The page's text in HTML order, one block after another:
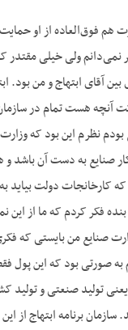
هم فوق‌العاده از او
نمی‌دانم ولی خیلی
آقای ابتهاج و من بود.
آنچه هست تمام در سازمان
نظرم این بود که وزارت
صنایع به دست آن باشد
کارخانجات دولت بیاید
فکر کردم که ما از این
صنایع من بایستی که
به صورتی بود که این
تولید صنعتی و
سازمان برنامه ابتهاج از